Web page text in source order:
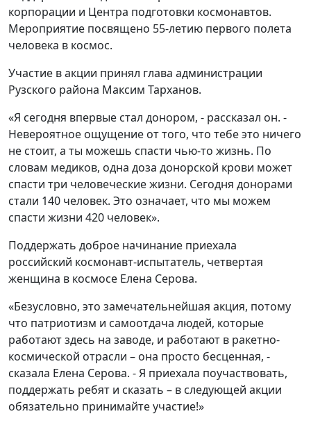
корпорации и Центра подготовки космонавтов.
Мероприятие посвящено 55-летию первого полета
человека в космос.
Участие в акции принял глава администрации
Рузского района Максим Тарханов.
«Я сегодня впервые стал донором, - рассказал он. -
Невероятное ощущение от того, что тебе это ничего
не стоит, а ты можешь спасти чью-то жизнь. По
словам медиков, одна доза донорской крови может
спасти три человеческие жизни. Сегодня донорами
стали 140 человек. Это означает, что мы можем
спасти жизни 420 человек».
Поддержать доброе начинание приехала
российский космонавт-испытатель, четвертая
женщина в космосе Елена Серова.
«Безусловно, это замечательнейшая акция, потому
что патриотизм и самоотдача людей, которые
работают здесь на заводе, и работают в ракетно-
космической отрасли – она просто бесценная, -
сказала Елена Серова. - Я приехала поучаствовать,
поддержать ребят и сказать – в следующей акции
обязательно принимайте участие!»